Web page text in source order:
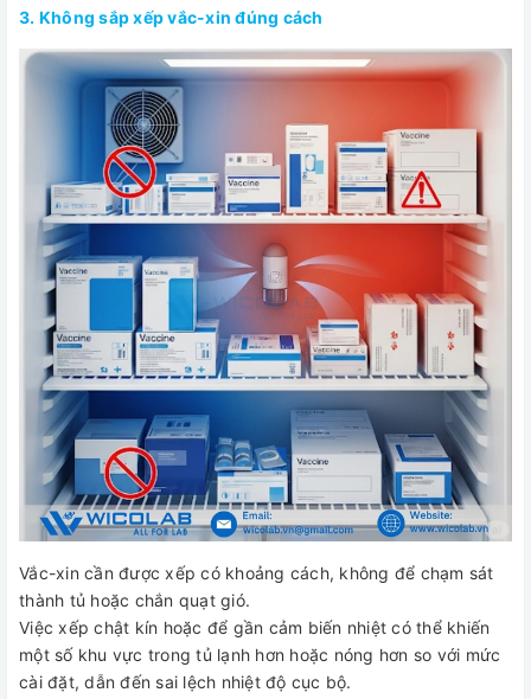
3. Không sắp xếp vắc-xin đúng cách
Vắc-xin cần được xếp có khoảng cách, không để chạm sát
thành tủ hoặc chắn quạt gió.
Việc xếp chật kín hoặc để gần cảm biến nhiệt có thể khiến
một số khu vực trong tủ lạnh hơn hoặc nóng hơn so với mức
cài đặt, dẫn đến sai lệch nhiệt độ cục bộ.